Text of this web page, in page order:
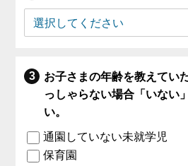
お子さまの年齢を教えてい
っしゃらない場合「いない
い。
通園していない未就学児
保育園